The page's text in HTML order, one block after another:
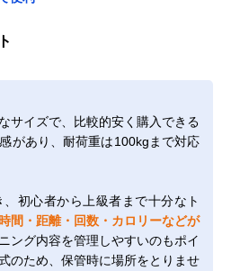
サイズで、比較的安く購入できる
があり、耐荷重は100kgまで対応
初心者から上級者まで十分なト
時間・距離・回数・カロリーなどが
ング内容を管理しやすいのもポイ
のため、保管時に場所をとりませ